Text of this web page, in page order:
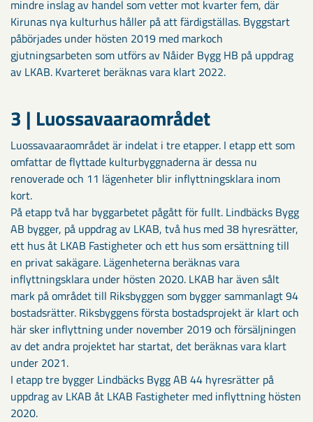
mindre inslag av handel som vetter mot kvarter fem, där
Kirunas nya kulturhus håller på att färdigställas. Byggstart
påbörjades under hösten 2019 med markoch
gjutningsarbeten som utförs av Nåider Bygg HB på uppdrag
av LKAB. Kvarteret beräknas vara klart 2022.
3 | Luossavaaraområdet
Luossavaaraområdet är indelat i tre etapper. I etapp ett som
omfattar de flyttade kulturbyggnaderna är dessa nu
renoverade och 11 lägenheter blir inflyttningsklara inom
kort.
På etapp två har byggarbetet pågått för fullt. Lindbäcks Bygg
AB bygger, på uppdrag av LKAB, två hus med 38 hyresrätter,
ett hus åt LKAB Fastigheter och ett hus som ersättning till
en privat sakägare. Lägenheterna beräknas vara
inflyttningsklara under hösten 2020. LKAB har även sålt
mark på området till Riksbyggen som bygger sammanlagt 94
bostadsrätter. Riksbyggens första bostadsprojekt är klart och
här sker inflyttning under november 2019 och försäljningen
av det andra projektet har startat, det beräknas vara klart
under 2021.
I etapp tre bygger Lindbäcks Bygg AB 44 hyresrätter på
uppdrag av LKAB åt LKAB Fastigheter med inflyttning hösten
2020.